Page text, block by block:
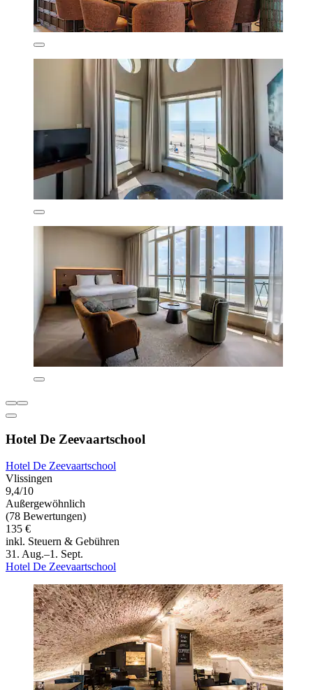
Hotel De Zeevaartschool
Hotel De Zeevaartschool
Vlissingen
9,4/10
Außergewöhnlich
(78 Bewertungen)
135 €
inkl. Steuern & Gebühren
31. Aug.–1. Sept.
Hotel De Zeevaartschool